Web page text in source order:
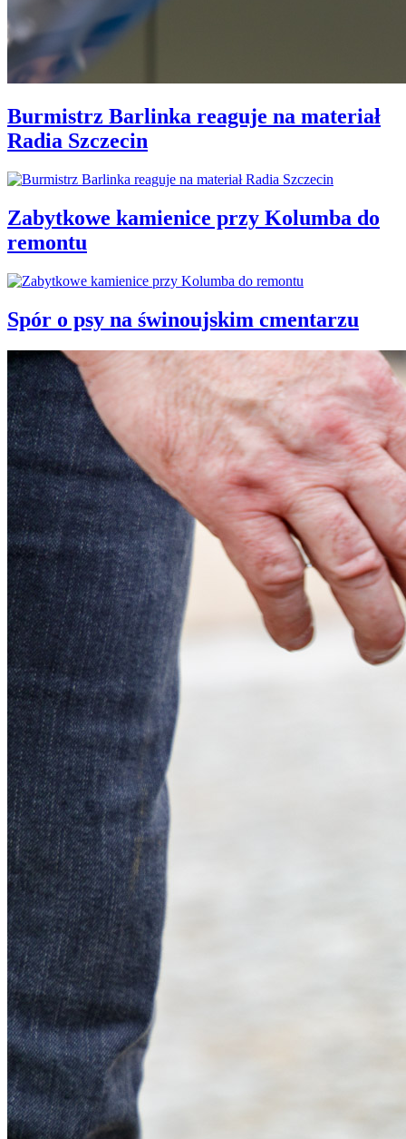
Burmistrz Barlinka reaguje na materiał
Radia Szczecin
Zabytkowe kamienice przy Kolumba do
remontu
Spór o psy na świnoujskim cmentarzu